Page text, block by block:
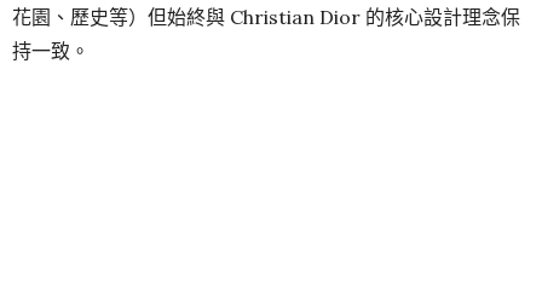
花園、歷史等）但始終與 Christian Dior 的核心設計理念保
持一致。